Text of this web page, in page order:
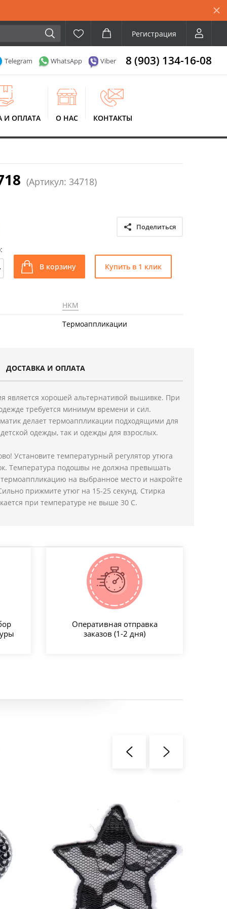
Регистрация
Telegram WhatsApp Viber 8 (903) 134-16-08
И ОПЛАТА О НАС КОНТАКТЫ
(Артикул: 34718)
Поделиться
В корзину Купить в 1 клик
HKM
Термоаппликации
ДОСТАВКА И ОПЛАТА
является хорошей альтернативой вышивке. При
требуется минимум времени и сил.
делает термоаппликации подходящими для
одежды, так и одежды для взрослых.
Установите температурный регулятор утюга
Температура подошвы не должна превышать
на выбранное место и накройте
прижмите утюг на 15-25 секунд. Стирка
при температуре не выше 30 С.
Оперативная отправка
заказов (1-2 дня)